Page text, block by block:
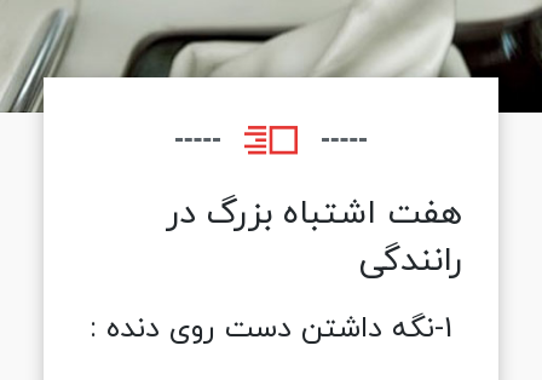
هفت اشتباه بزرگ در
رانندگی